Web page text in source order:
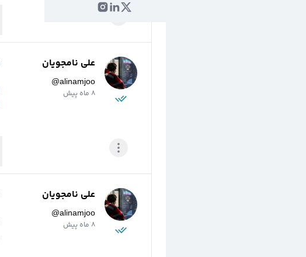
علی نامجویان
@alinamjoo
8 ماه پیش
علی نامجویان
@alinamjoo
8 ماه پیش